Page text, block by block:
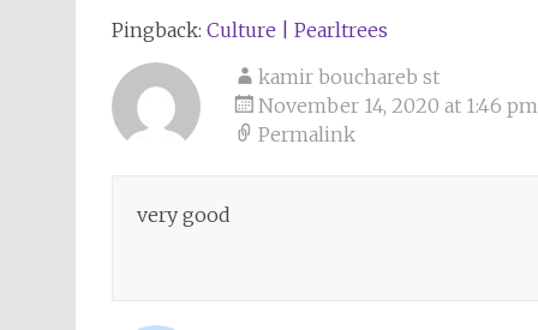
Pingback: Culture | Pearltrees
kamir bouchareb st
November 14, 2020 at 1:46 pm
Permalink
very good